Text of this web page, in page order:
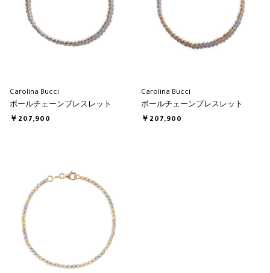
Carolina Bucci
ボールチェーンブレスレット
￥207,900
Carolina Bucci
ボールチェーンブレスレット
￥207,900